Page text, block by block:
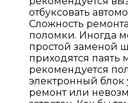
отбуксовать
Сложность
поломки. Иногда
простой заменой
приходятся
рекомендуется
электронный блок
ремонт или